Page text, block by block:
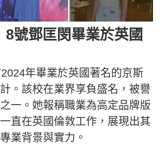
8號鄧匡閔畢業於英國
年畢業於英國著名的京斯
。該校在業界享負盛名，被譽
一。她報稱職業為高定品牌版
直在英國倫敦工作，展現出其
業背景與實力。